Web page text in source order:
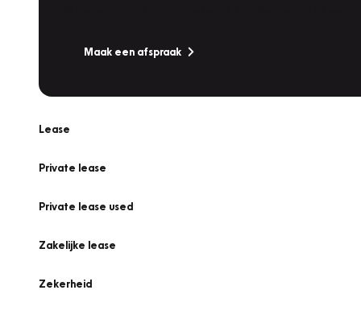
Maak een afspraak
Lease
Private lease
Private lease used
Zakelijke lease
Zekerheid